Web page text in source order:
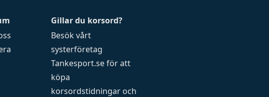
Gillar du korsord?
Besök vårt
systerföretag
Tankesport.seför att
köpa
korsordstidningar och